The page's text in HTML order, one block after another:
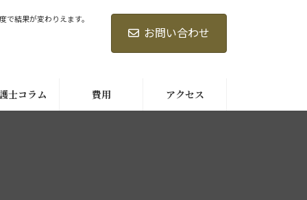
で結果が変わりえます。
お問い合わせ
士コラム 費用 アクセス